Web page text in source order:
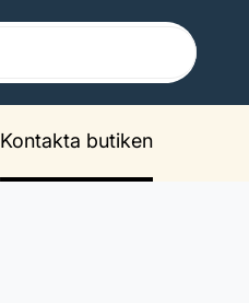
Kontakta butiken